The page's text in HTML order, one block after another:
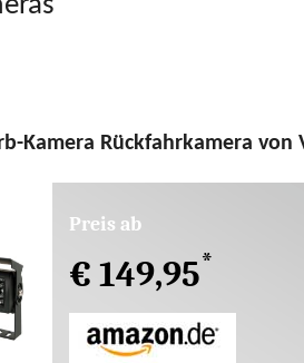
Kamera Rückfahrkamera von
Preis ab
€ 149,95*